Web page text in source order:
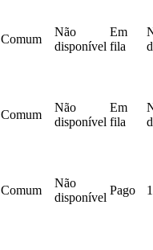
Comum
Não
disponível
Em
fila
Comum
Não
disponível
Em
fila
Comum
Não
disponível
Pago